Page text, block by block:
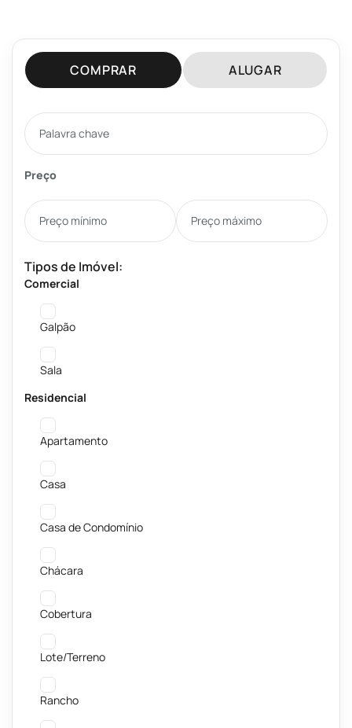
COMPRAR ALUGAR
Preço
Tipos de Imóvel:
Comercial
Galpão
Sala
Residencial
Apartamento
Casa
Casa de Condomínio
Chácara
Cobertura
Lote/Terreno
Rancho